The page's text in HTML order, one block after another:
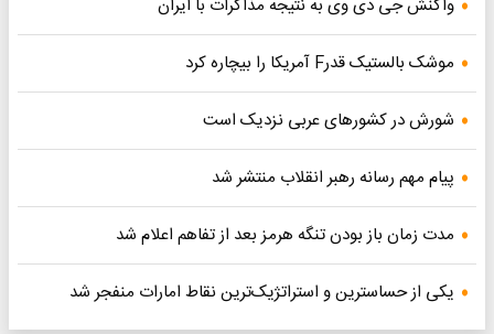
واکنش جی دی وی به نتیجه مذاکرات با ایران
موشک بالستیک قدرF آمریکا را بیچاره کرد
شورش در کشورهای عربی نزدیک است
پیام مهم رسانه رهبر انقلاب منتشر شد
مدت زمان باز بودن تنگه هرمز بعد از تفاهم اعلام شد
یکی از حساسترین و استراتژیک‌ترین نقاط امارات منفجر شد